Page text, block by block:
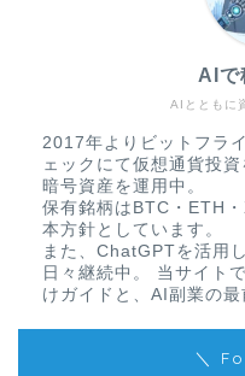
AIとともに
AIで
2017年よりビットフラ
ェックにて仮想通貨投
暗号資産を運用中。
保有銘柄はBTC・ETH
本方針としています。
また、ChatGPTを活用
日々継続中。 当サイト
けガイドと、AI副業の最
＼